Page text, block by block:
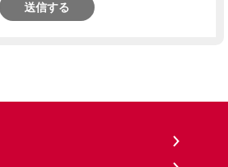
送信する